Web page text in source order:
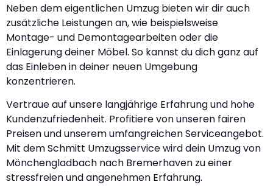
Neben dem eigentlichen Umzug bieten wir dir auch
zusätzliche Leistungen an, wie beispielsweise
Montage- und Demontagearbeiten oder die
Einlagerung deiner Möbel. So kannst du dich ganz auf
das Einleben in deiner neuen Umgebung
konzentrieren.
Vertraue auf unsere langjährige Erfahrung und hohe
Kundenzufriedenheit. Profitiere von unseren fairen
Preisen und unserem umfangreichen Serviceangebot.
Mit dem Schmitt Umzugsservice wird dein Umzug von
Mönchengladbach nach Bremerhaven zu einer
stressfreien und angenehmen Erfahrung.